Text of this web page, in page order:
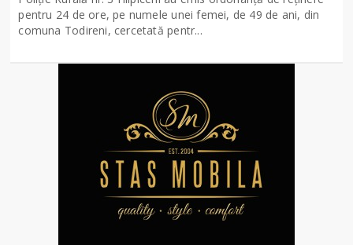
pentru 24 de ore, pe numele unei femei, de 49 de ani, din
comuna Todireni, cercetată pentr...